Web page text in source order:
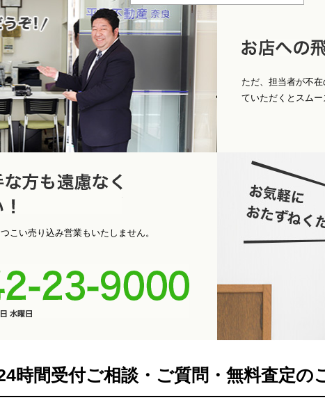
問合せ
ただ、担当者が不
ていただくとスム
慮なくお電話くだ
こい売り込み営業もいたしません。
0742-
時間受付ご相談・ご質問・無料査定の